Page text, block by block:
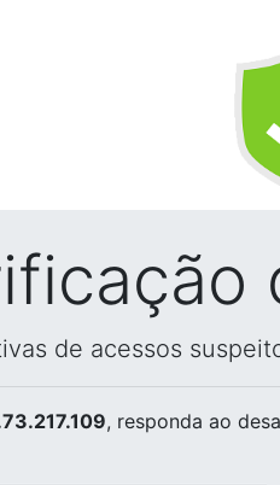
de acessos
, responda ao